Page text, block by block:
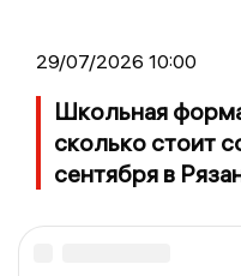
29/07/2026 10:00
Школьная
сколько стоит
сентября в